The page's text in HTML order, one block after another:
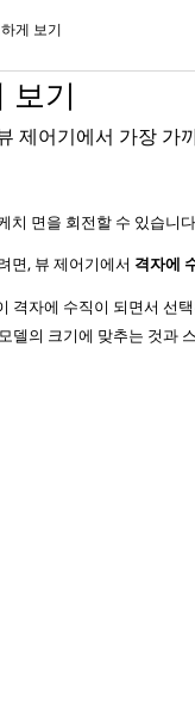
게 보기
보기
제어기에서 가장 가
치 면을 회전할 수 있습니
면, 뷰 제어기에서 격자에
격자에 수직이 되면서 선
델의 크기에 맞추는 것과